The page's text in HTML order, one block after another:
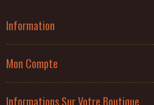
Information
Mon Compte
Informations Sur Votre Boutique